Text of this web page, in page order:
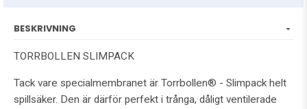
BESKRIVNING
TORRBOLLEN SLIMPACK
Tack vare specialmembranet är Torrbollen® - Slimpack helt
spillsäker. Den är därför perfekt i trånga, dåligt ventilerade